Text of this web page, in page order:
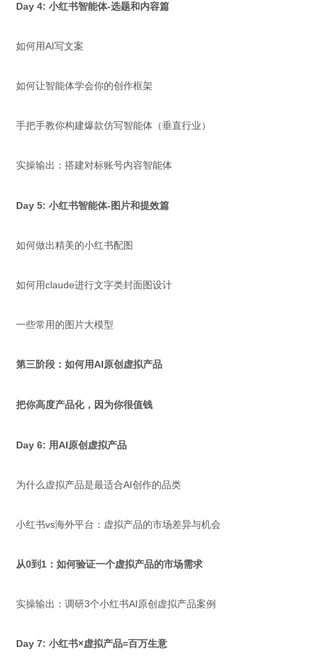
Day 4: 小红书智能体-选题和内容篇
如何用AI写文案
如何让智能体学会你的创作框架
手把手教你构建爆款仿写智能体（垂直行业）
实操输出：搭建对标账号内容智能体
Day 5: 小红书智能体-图片和提效篇
如何做出精美的小红书配图
如何用claude进行文字类封面图设计
一些常用的图片大模型
第三阶段：如何用AI原创虚拟产品
把你高度产品化，因为你很值钱
Day 6: 用AI原创虚拟产品
为什么虚拟产品是最适合AI创作的品类
小红书vs海外平台：虚拟产品的市场差异与机会
从0到1：如何验证一个虚拟产品的市场需求
实操输出：调研3个小红书AI原创虚拟产品案例
Day 7: 小红书×虚拟产品=百万生意